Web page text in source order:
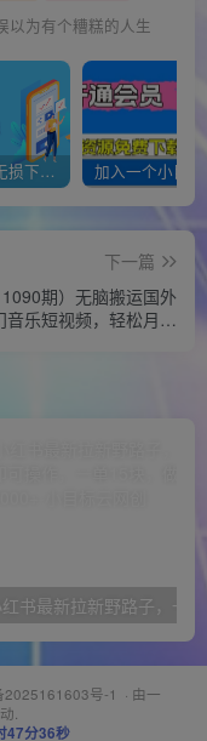
以为有个糟糕的人生
全网VIP课程 无损下载~
下一篇
期）无脑搬运国外
音乐短视频，轻松月入
2025161603号-1 · 由一
.
47分36秒